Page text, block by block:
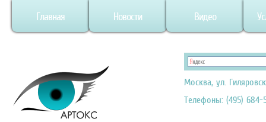
Главная Новости Видео
Москва, ул.
Телефоны: (495) 684-